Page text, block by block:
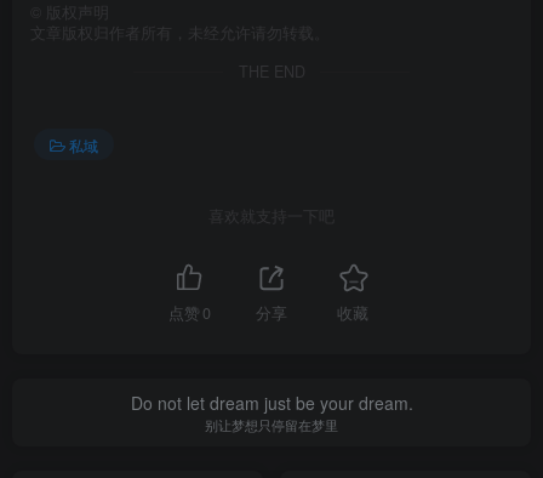
版权声明
文章版权归作者所有，未经允许请勿转载。
THE END
私域
喜欢就支持一下吧
点赞 0 分享 收藏
Do not let dream just be your dream.
别让梦想只停留在梦里